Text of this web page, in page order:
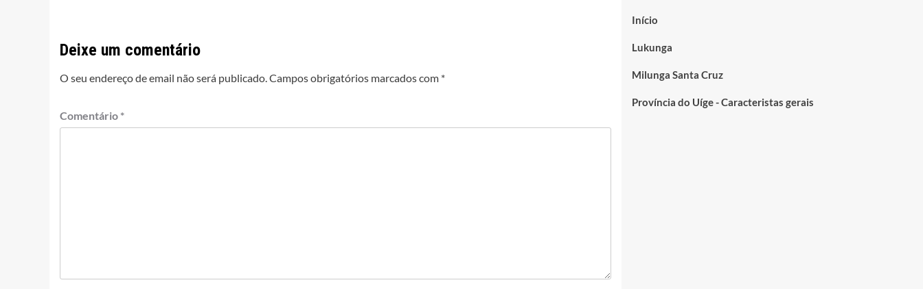
Deixe um comentário
O seu endereço de email não será publicado.Campos obrigatórios marcados com *
Comentário *
Início
Lukunga
Milunga Santa Cruz
Província do Uíge - Caracteristas gerais